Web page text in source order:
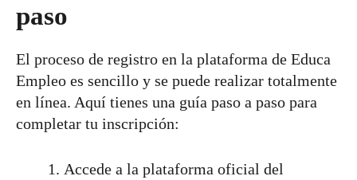
paso
El proceso de registro en la plataforma de Educa
Empleo es sencillo y se puede realizar totalmente
en línea. Aquí tienes una guía paso a paso para
completar tu inscripción:
Accede a la plataforma oficial del